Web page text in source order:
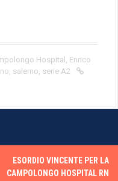
Hospital , Enrico
, salerno, serie A2
ESORDIO VINCENTE PER LA
CAMPOLONGO HOSPITAL RN